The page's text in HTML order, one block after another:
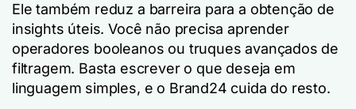
Ele também reduz a barreira para a obtenção de
insights úteis. Você não precisa aprender
operadores booleanos ou truques avançados de
filtragem. Basta escrever o que deseja em
linguagem simples, e o Brand24 cuida do resto.